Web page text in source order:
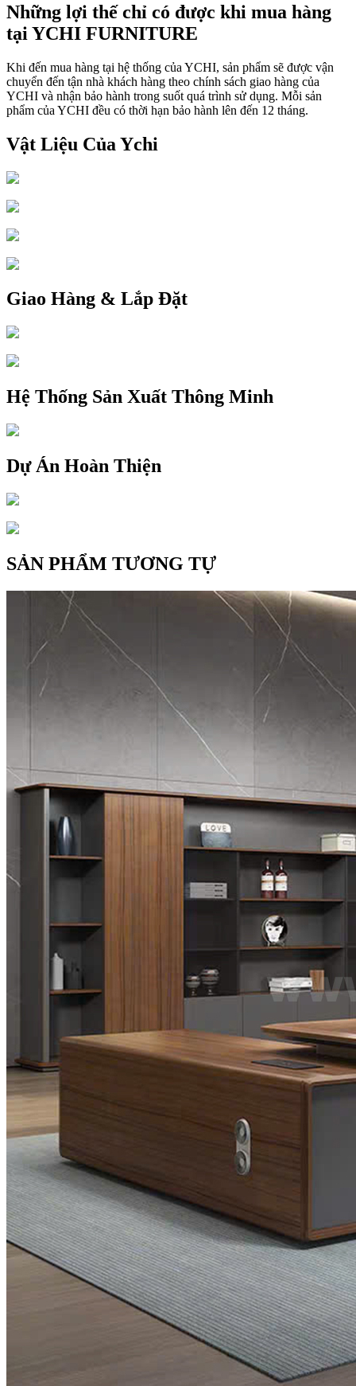
Những lợi thế chỉ có được khi mua hàng
tại YCHI FURNITURE
Khi đến mua hàng tại hệ thống của YCHI, sản phẩm sẽ được vận
chuyển đến tận nhà khách hàng theo chính sách giao hàng của
YCHI và nhận bảo hành trong suốt quá trình sử dụng. Mỗi sản
phẩm của YCHI đều có thời hạn bảo hành lên đến 12 tháng.
Vật Liệu Của Ychi
Giao Hàng & Lắp Đặt
Hệ Thống Sản Xuất Thông Minh
Dự Án Hoàn Thiện
SẢN PHẨM TƯƠNG TỰ